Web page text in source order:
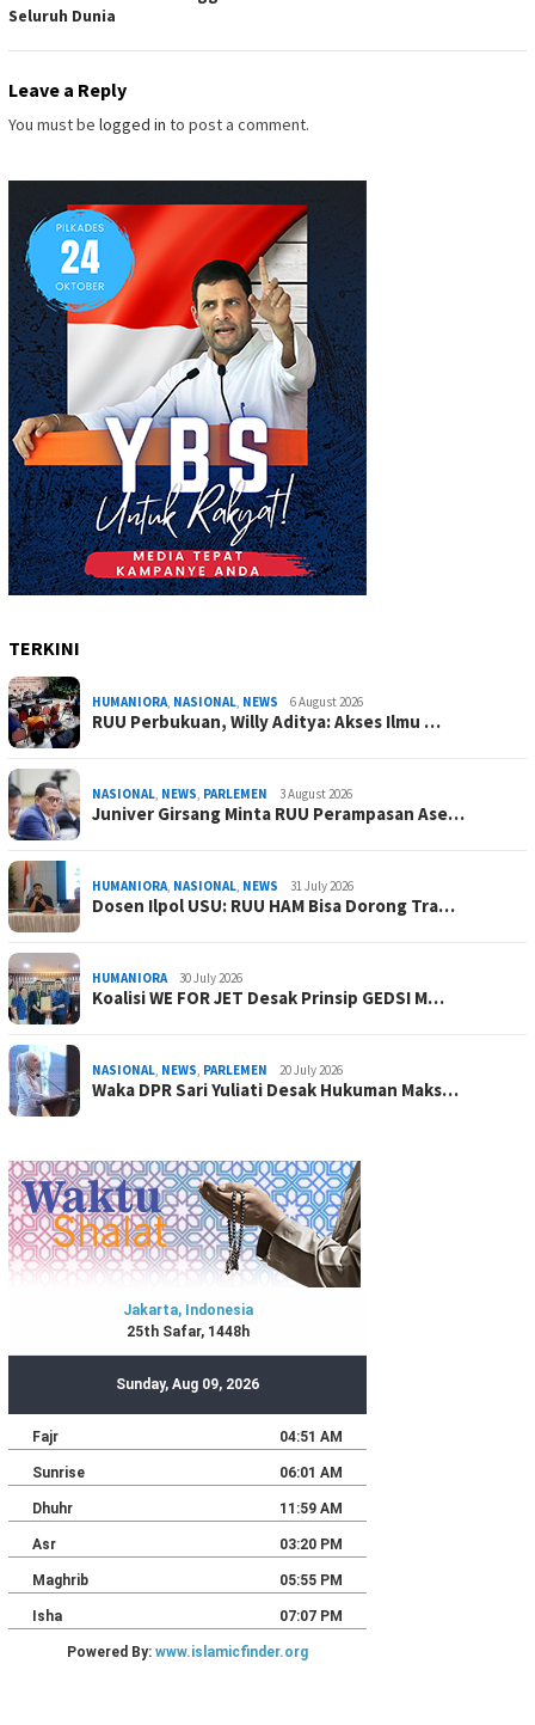
Seluruh Dunia
Leave a Reply
You must be logged in to post a comment.
TERKINI
HUMANIORA, NASIONAL, NEWS 6 August 2026
RUU Perbukuan, Willy Aditya: Akses Ilmu …
NASIONAL, NEWS, PARLEMEN 3 August 2026
Juniver Girsang Minta RUU Perampasan Ase…
HUMANIORA, NASIONAL, NEWS 31 July 2026
Dosen Ilpol USU: RUU HAM Bisa Dorong Tra…
HUMANIORA 30 July 2026
Koalisi WE FOR JET Desak Prinsip GEDSI M…
NASIONAL, NEWS, PARLEMEN 20 July 2026
Waka DPR Sari Yuliati Desak Hukuman Maks…